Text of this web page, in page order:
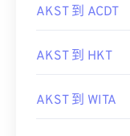
AKST 到 ACDT
AKST 到 HKT
AKST 到 WITA